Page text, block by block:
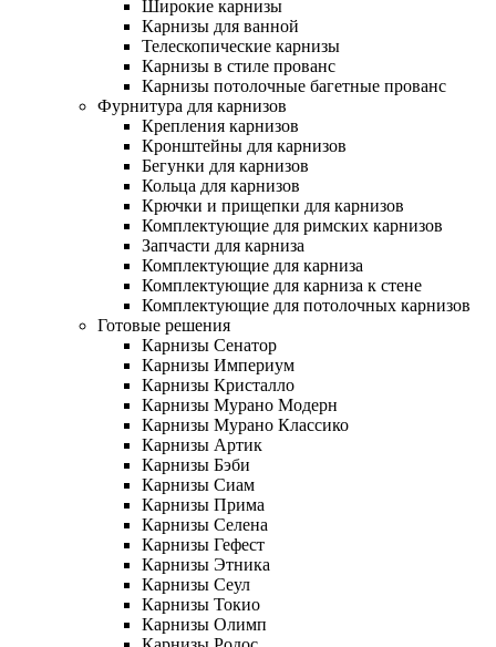
Широкие карнизы
Карнизы для ванной
Телескопические карнизы
Карнизы в стиле прованс
Карнизы потолочные багетные прованс
Фурнитура для карнизов
Крепления карнизов
Кронштейны для карнизов
Бегунки для карнизов
Кольца для карнизов
Крючки и прищепки для карнизов
Комплектующие для римских карнизов
Запчасти для карниза
Комплектующие для карниза
Комплектующие для карниза к стене
Комплектующие для потолочных карнизов
Готовые решения
Карнизы Сенатор
Карнизы Империум
Карнизы Кристалло
Карнизы Мурано Модерн
Карнизы Мурано Классико
Карнизы Артик
Карнизы Бэби
Карнизы Сиам
Карнизы Прима
Карнизы Селена
Карнизы Гефест
Карнизы Этника
Карнизы Сеул
Карнизы Токио
Карнизы Олимп